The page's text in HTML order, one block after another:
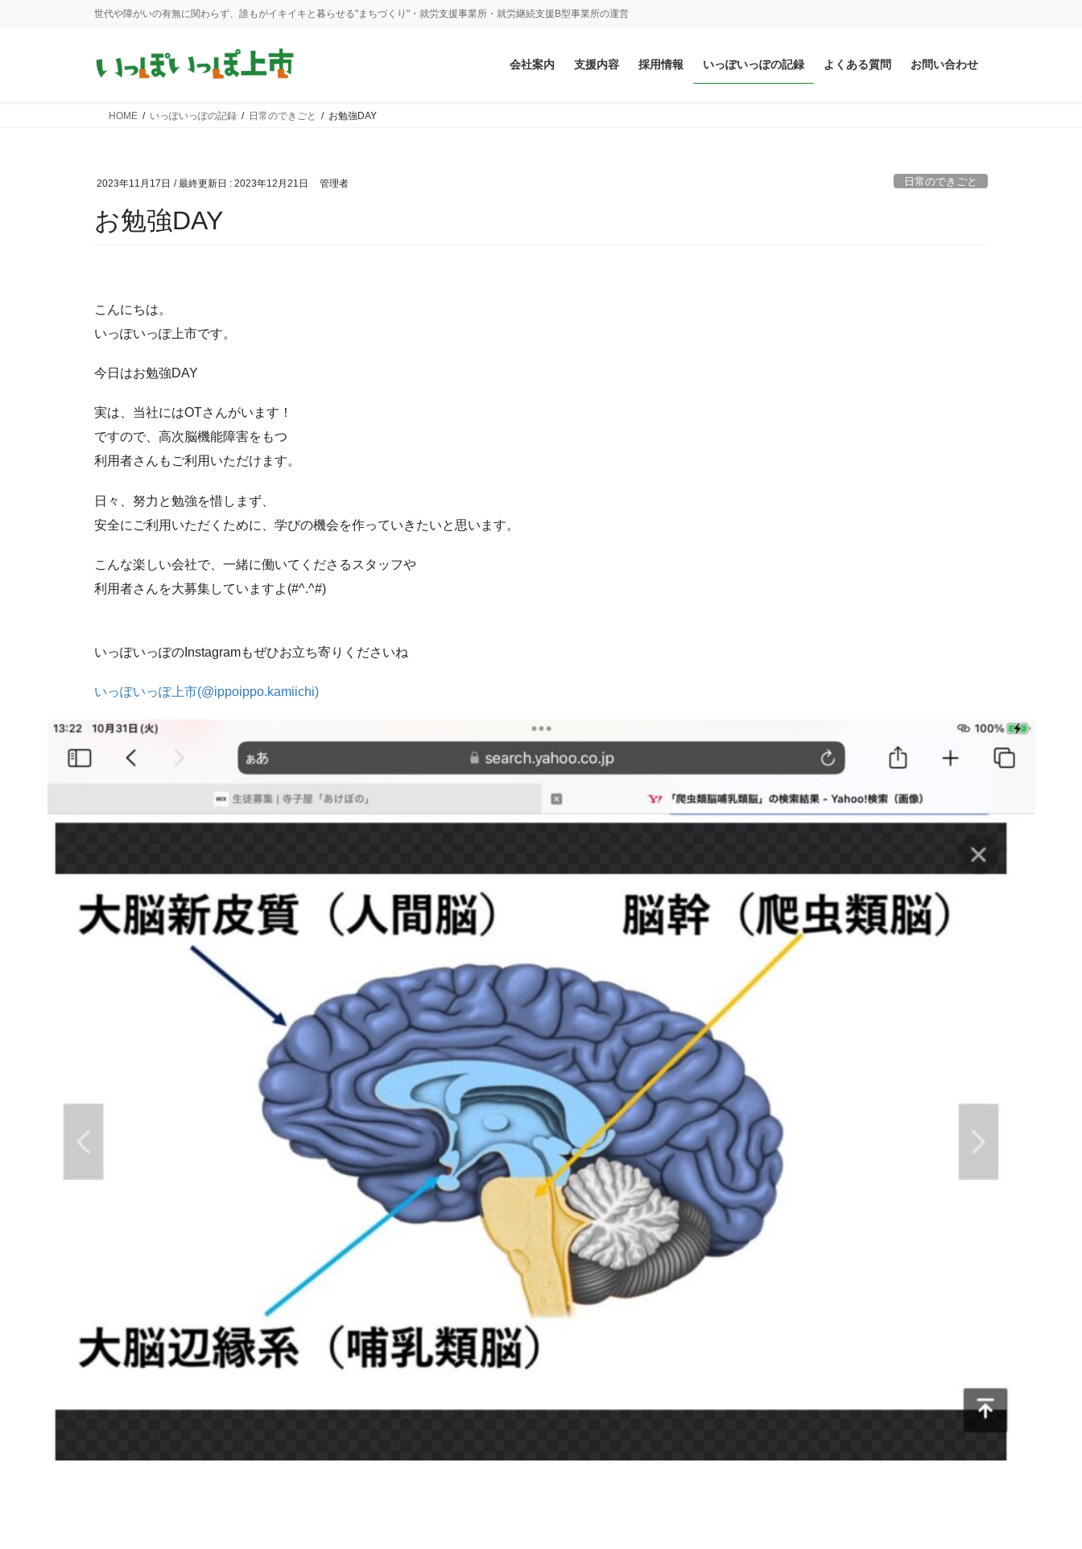
世代や障がいの有無に関わらず、誰もがイキイキと暮らせる"まちづくり"・就労支援事業所・就労継続支援B型事業所の運営
会社案内 支援内容 採用情報 いっぽいっぽの記録 よくある質問 お問い合わせ
HOME いっぽいっぽの記録 日常のできごと お勉強DAY
2023年11月17日 / 最終更新日 : 2023年12月21日 管理者 日常のできごと
お勉強DAY
こんにちは。
いっぽいっぽ上市です。
今日はお勉強DAY
実は、当社にはOTさんがいます！
ですので、高次脳機能障害をもつ
利用者さんもご利用いただけます。
日々、努力と勉強を惜しまず、
安全にご利用いただくために、学びの機会を作っていきたいと思います。
こんな楽しい会社で、一緒に働いてくださるスタッフや
利用者さんを大募集していますよ(#^.^#)
いっぽいっぽのInstagramもぜひお立ち寄りくださいね
いっぽいっぽ上市(@ippoippo.kamiichi)